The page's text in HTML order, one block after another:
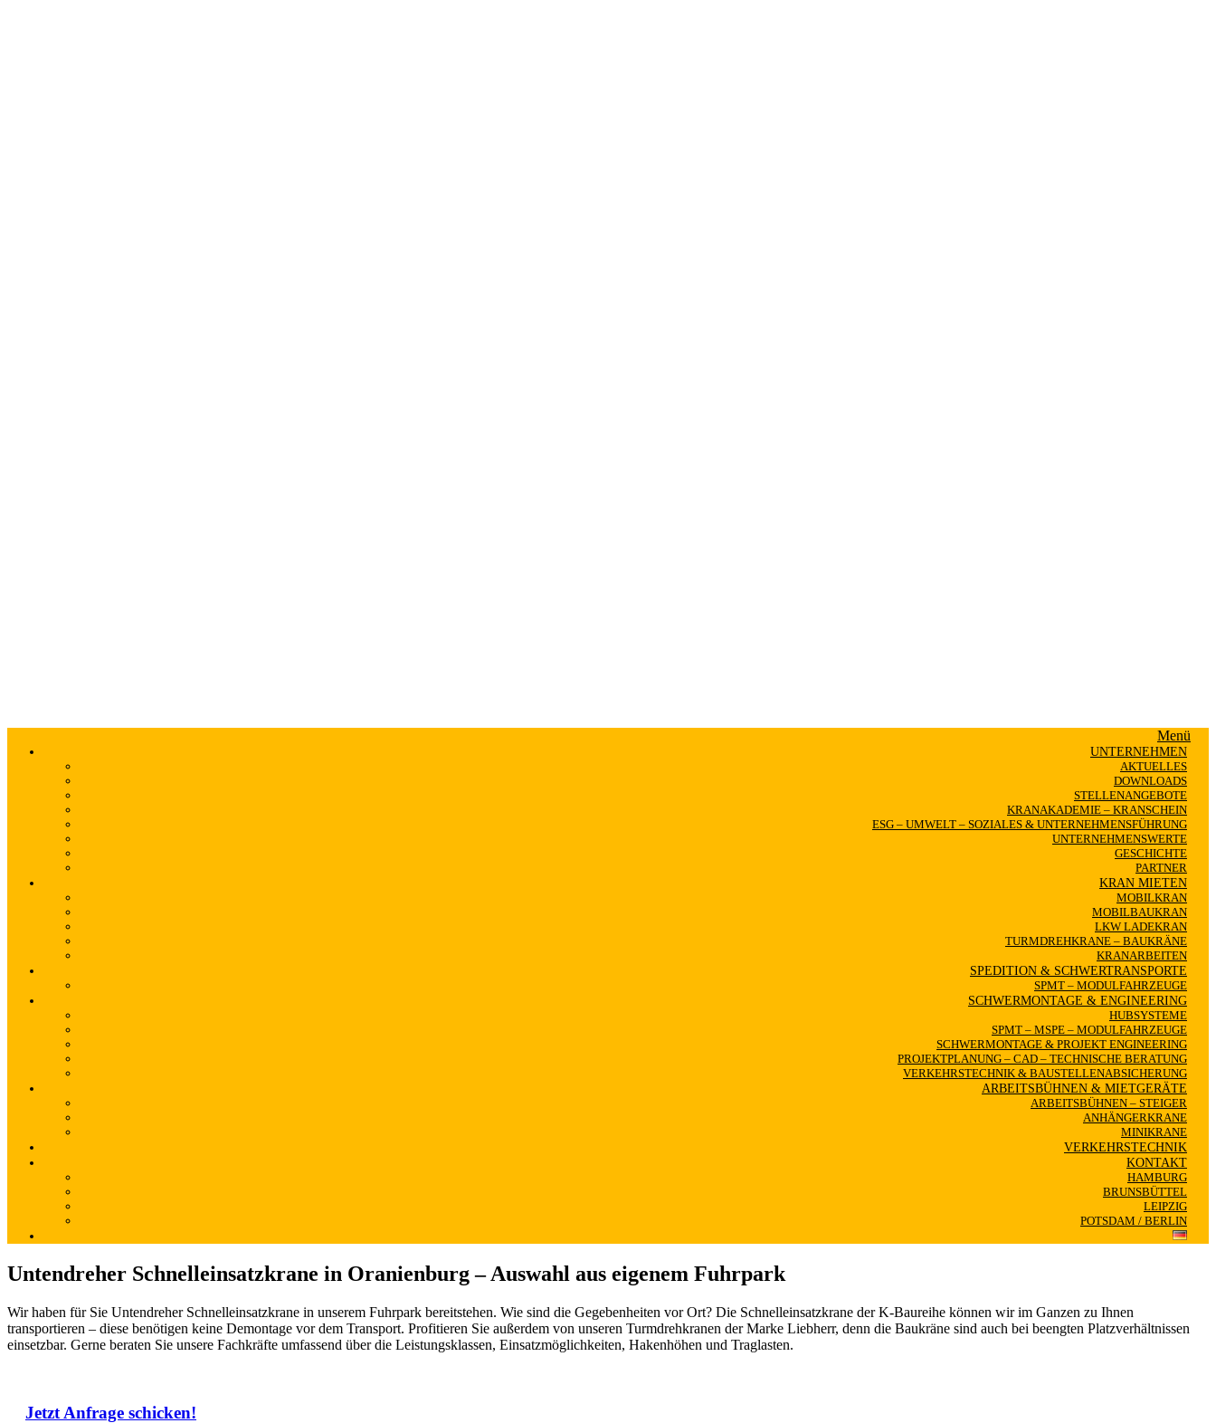
Menü
UNTERNEHMEN
AKTUELLES
DOWNLOADS
STELLENANGEBOTE
KRANAKADEMIE – KRANSCHEIN
ESG – UMWELT – SOZIALES & UNTERNEHMENSFÜHRUNG
UNTERNEHMENSWERTE
GESCHICHTE
PARTNER
KRAN MIETEN
MOBILKRAN
MOBILBAUKRAN
LKW LADEKRAN
TURMDREHKRANE – BAUKRÄNE
KRANARBEITEN
SPEDITION & SCHWERTRANSPORTE
SPMT – MODULFAHRZEUGE
SCHWERMONTAGE & ENGINEERING
HUBSYSTEME
SPMT – MSPE – MODULFAHRZEUGE
SCHWERMONTAGE & PROJEKT ENGINEERING
PROJEKTPLANUNG – CAD – TECHNISCHE BERATUNG
VERKEHRSTECHNIK & BAUSTELLENABSICHERUNG
ARBEITSBÜHNEN & MIETGERÄTE
ARBEITSBÜHNEN – STEIGER
ANHÄNGERKRANE
MINIKRANE
VERKEHRSTECHNIK
KONTAKT
HAMBURG
BRUNSBÜTTEL
LEIPZIG
POTSDAM / BERLIN
Untendreher Schnelleinsatzkrane in Oranienburg – Auswahl aus eigenem Fuhrpark
Wir haben für Sie Untendreher Schnelleinsatzkrane in unserem Fuhrpark bereitstehen. Wie sind die Gegebenheiten vor Ort? Die Schnelleinsatzkrane der K-Baureihe können wir im Ganzen zu Ihnen
transportieren – diese benötigen keine Demontage vor dem Transport. Profitieren Sie außerdem von unseren Turmdrehkranen der Marke Liebherr, denn die Baukräne sind auch bei beengten Platzverhältnissen
einsetzbar. Gerne beraten Sie unsere Fachkräfte umfassend über die Leistungsklassen, Einsatzmöglichkeiten, Hakenhöhen und Traglasten.
Jetzt Anfrage schicken!